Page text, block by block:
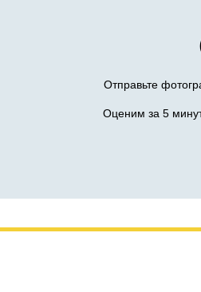
Отправьте
Оценим за 5